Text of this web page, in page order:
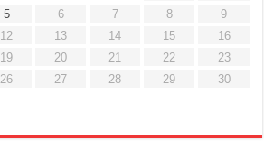
5 6 7 8
9
12 13 14 15
16
19 20 21 22
23
26 27 28 29
30